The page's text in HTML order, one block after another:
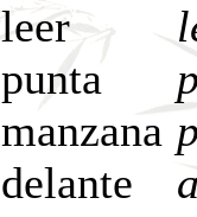
leer
punta
manzana
delante